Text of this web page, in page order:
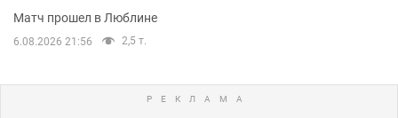
Матч прошел в Люблине
6.08.2026 21:56 2,5 т.